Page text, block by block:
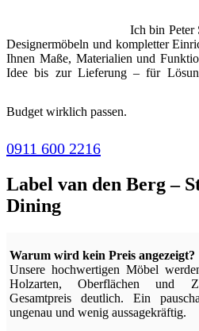
Ich bin Peter
Designermöbeln und kompletter
Ihnen Maße, Materialien und
Idee bis zur Lieferung – für
Budget wirklich passen.
0911 600 2216
Label van den Berg –
Dining
Warum wird kein Preis angezeigt?
Unsere hochwertigen Möbel
Holzarten, Oberflächen und
Gesamtpreis deutlich. Ein
ungenau und wenig aussagekräftig.